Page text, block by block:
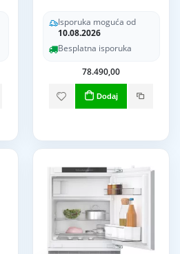
Isporuka moguća od
10.08.2026
Besplatna isporuka
78.490,00
Dodaj